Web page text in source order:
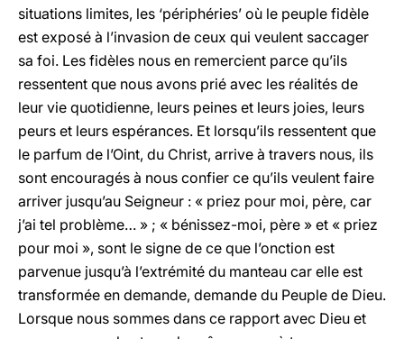
situations limites, les ‘périphéries’ où le peuple fidèle
est exposé à l’invasion de ceux qui veulent saccager
sa foi. Les fidèles nous en remercient parce qu’ils
ressentent que nous avons prié avec les réalités de
leur vie quotidienne, leurs peines et leurs joies, leurs
peurs et leurs espérances. Et lorsqu’ils ressentent que
le parfum de l’Oint, du Christ, arrive à travers nous, ils
sont encouragés à nous confier ce qu’ils veulent faire
arriver jusqu’au Seigneur : « priez pour moi, père, car
j’ai tel problème… » ; « bénissez-moi, père » et « priez
pour moi », sont le signe de ce que l’onction est
parvenue jusqu’à l’extrémité du manteau car elle est
transformée en demande, demande du Peuple de Dieu.
Lorsque nous sommes dans ce rapport avec Dieu et